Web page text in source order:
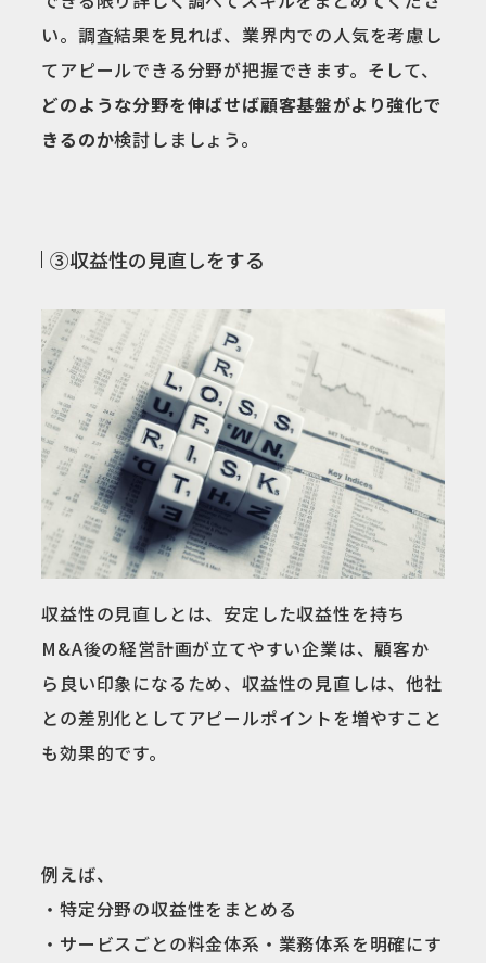
い。調査結果を見れば、業界内での人気を考慮し
てアピールできる分野が把握できます。そして、
どのような分野を伸ばせば顧客基盤がより強化で
きるのか検討しましょう。
③収益性の見直しをする
収益性の見直しとは、安定した収益性を持ち
M&A後の経営計画が立てやすい企業は、顧客か
ら良い印象になるため、収益性の見直しは、他社
との差別化としてアピールポイントを増やすこと
も効果的です。
例えば、
・特定分野の収益性をまとめる
・サービスごとの料金体系・業務体系を明確にす